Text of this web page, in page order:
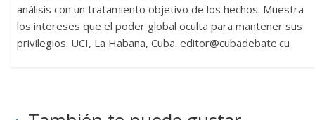
análisis con un tratamiento objetivo de los hechos. Muestra
los intereses que el poder global oculta para mantener sus
privilegios. UCI, La Habana, Cuba. editor@cubadebate.cu